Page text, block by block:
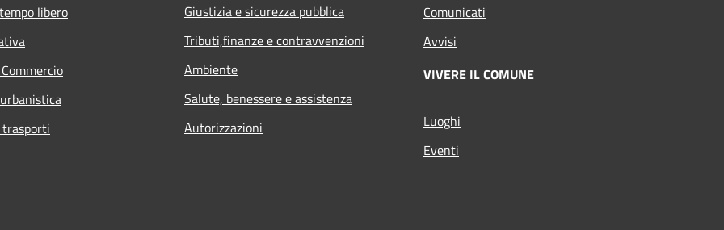
libero
Giustizia e sicurezza pubblica
Tributi,finanze e contravvenzioni
Ambiente
Salute, benessere e assistenza
Autorizzazioni
Comunicati
Avvisi
VIVERE IL COMUNE
Luoghi
Eventi